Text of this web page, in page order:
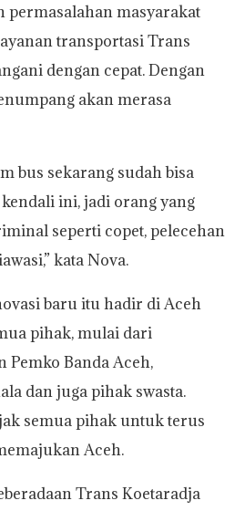
permasalahan masyarakat
transportasi Trans
dengan cepat. Dengan
akan merasa
bus sekarang sudah bisa
ini, jadi orang yang
seperti copet, pelecehan
kata Nova.
baru itu hadir di Aceh
pihak, mulai dari
Pemko Banda Aceh,
dan juga pihak swasta.
semua pihak untuk terus
Aceh.
Trans Koetaradja